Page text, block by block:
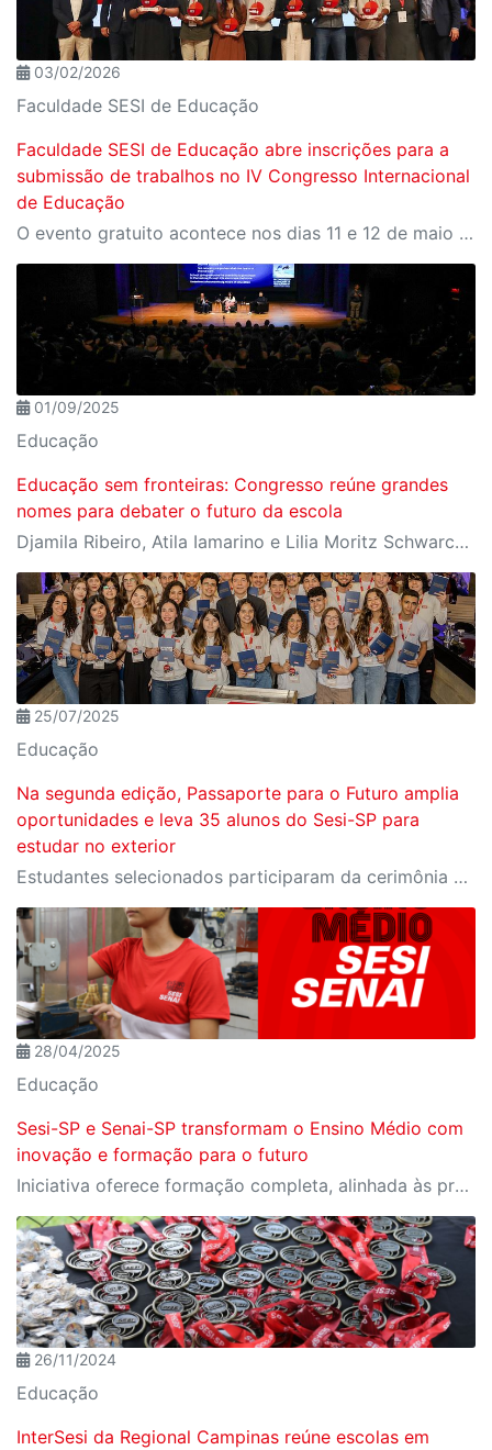
03/02/2026
Faculdade SESI de Educação
Faculdade SESI de Educação abre inscrições para a
submissão de trabalhos no IV Congresso Internacional
de Educação
O evento gratuito acontece nos dias 11 e 12 de maio e reunirá especialistas em torno do tema “Educação que Transforma”. As vagas para participação presencial são limitadas, e a submissão de trabalhos pode ser feita até 31 de março
01/09/2025
Educação
Educação sem fronteiras: Congresso reúne grandes
nomes para debater o futuro da escola
Djamila Ribeiro, Atila Iamarino e Lilia Moritz Schwarcz estão entre os destaques da programação
25/07/2025
Educação
Na segunda edição, Passaporte para o Futuro amplia
oportunidades e leva 35 alunos do Sesi-SP para
estudar no exterior
Estudantes selecionados participaram da cerimônia oficial de entrega do passaporte, realizada no Espaço Nobre da Fiesp, em São Paulo
28/04/2025
Educação
Sesi-SP e Senai-SP transformam o Ensino Médio com
inovação e formação para o futuro
Iniciativa oferece formação completa, alinhada às profissões do futuro e aos desafios da nova indústria.
26/11/2024
Educação
InterSesi da Regional Campinas reúne escolas em